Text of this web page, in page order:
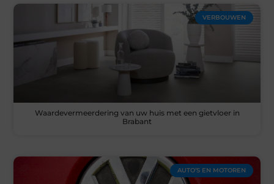
VERBOUWEN
Waardevermeerdering van uw huis met een gietvloer in
Brabant
AUTO’S EN MOTOREN